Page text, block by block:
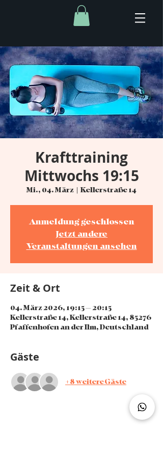
Krafttraining
Mittwochs 19:15
Mi., 04. März
  |
Kellerstraße 14
Anmeldung geschlossen
Jetzt andere
Veranstaltungen ansehen
Zeit & Ort
04. März 2026, 19:15 – 20:15
Kellerstraße 14, Kellerstraße 14, 85276
Pfaffenhofen an der Ilm, Deutschland
Gäste
+8 weitere Gäste